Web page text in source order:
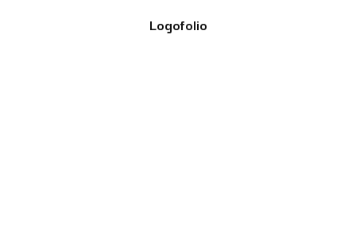
Logofolio